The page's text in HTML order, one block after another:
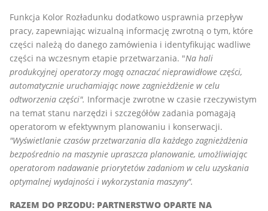
Funkcja Kolor Rozładunku dodatkowo usprawnia przepływ
pracy, zapewniając wizualną informację zwrotną o tym, które
części należą do danego zamówienia i identyfikując wadliwe
części na wczesnym etapie przetwarzania. "Na hali
produkcyjnej operatorzy mogą oznaczać nieprawidłowe części,
automatycznie uruchamiając nowe zagnieżdżenie w celu
odtworzenia części". Informacje zwrotne w czasie rzeczywistym
na temat stanu narzędzi i szczegółów zadania pomagają
operatorom w efektywnym planowaniu i konserwacji.
"Wyświetlanie czasów przetwarzania dla każdego zagnieżdżenia
bezpośrednio na maszynie upraszcza planowanie, umożliwiając
operatorom nadawanie priorytetów zadaniom w celu uzyskania
optymalnej wydajności i wykorzystania maszyny".
RAZEM DO PRZODU: PARTNERSTWO OPARTE NA